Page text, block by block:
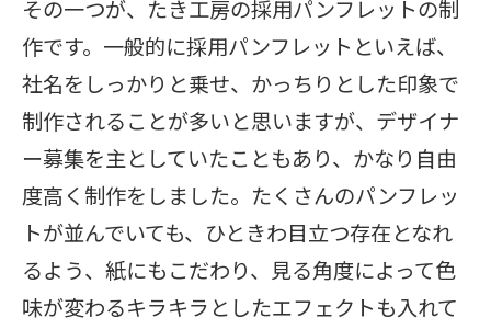
その一つが、たき工房の採用パンフレットの制
作です。一般的に採用パンフレットといえば、
社名をしっかりと乗せ、かっちりとした印象で
制作されることが多いと思いますが、デザイナ
ー募集を主としていたこともあり、かなり自由
度高く制作をしました。たくさんのパンフレッ
トが並んでいても、ひときわ目立つ存在となれ
るよう、紙にもこだわり、見る角度によって色
味が変わるキラキラとしたエフェクトも入れて